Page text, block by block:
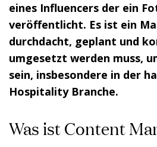
eines Influencers der ein
veröffentlicht. Es ist ein
durchdacht, geplant und
umgesetzt werden muss,
sein, insbesondere in der
Hospitality Branche.
Was ist Content